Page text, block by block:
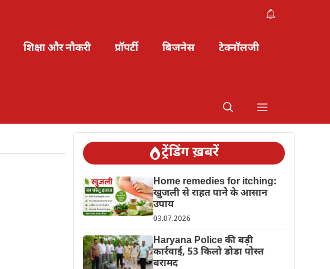
शिक्षा और नौकरी प्रॉपर्टी बिजनेस टेक्नॉलजी
ट्रेंडिंग ख़बरें
Home remedies for itching:
खुजली से राहत पाने के आसान
उपाय
03.07.2026
Haryana Police की बड़ी
कार्रवाई, 53 किलो डोडा पोस्त
बरामद